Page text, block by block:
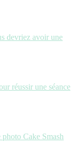
devriez avoir une
réussir une séance
photo Cake Smash